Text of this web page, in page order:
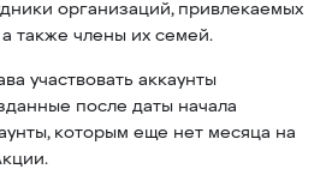
организаций, привлекаемых
также члены их семей.
участвовать аккаунты
после даты начала
которым еще нет месяца на